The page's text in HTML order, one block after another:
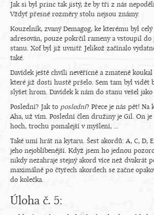
Jak si byl princ tak jistý, že by tři z nás
Vždyť přesné rozměry stolu nejsou známy.
Kouzelník, zvaný Demagog, ke kterému byl
adresován, pouze pokrčil rameny a vstoupil do
stanu. Xof byl již uvnitř. Jelikož začínalo
také.
Davídek ještě chvíli nevěřícně a zmateně
které již dosti hustě pršelo. Sem tam byl vidět
slyšet hrom. Davídek k nám do stanu vešel
Poslední? Jak to poslední? Přece je nás pět! Na
Aha, už vím. Poslední člen družiny je Gil. On
hoch, trochu pomalejší v myšlení, ...
Také umí hrát na kytaru. Šest akordů: A, C, D,
jeho nejoblíbenější. Když jsem ho jednou
nikdy nezahraje stejný akord více než dvakrát
maximálně po čtyřech akordech se začne
do kolečka.
Úloha č. 5: